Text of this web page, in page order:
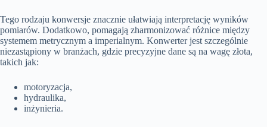
Tego rodzaju konwersje znacznie ułatwiają interpretację wyników
pomiarów. Dodatkowo, pomagają zharmonizować różnice między
systemem metrycznym a imperialnym. Konwerter jest szczególnie
niezastąpiony w branżach, gdzie precyzyjne dane są na wagę złota,
takich jak:
motoryzacja,
hydraulika,
inżynieria.